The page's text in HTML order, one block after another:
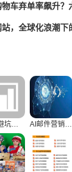
营销避坑，精准识破低质量批量文章陷阱指南 AI邮件营销革命，智能优化内容实现精准转化